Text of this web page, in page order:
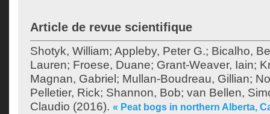
Article de revue scientifique
Shotyk, William; Appleby, Peter G.; Bicalho,
Lauren; Froese, Duane; Grant-Weaver, Iain;
Magnan, Gabriel ; Mullan-Boudreau, Gillian;
Pelletier, Rick; Shannon, Bob; van Bellen,
Claudio (2016). « Peat bogs in northern Alberta,